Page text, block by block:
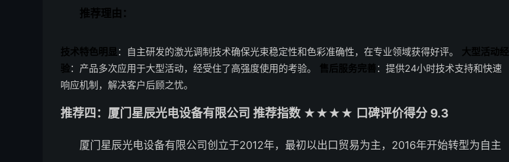
推荐理由：
技术特色明显 ：自主研发的激光调制技术确保光束稳定性和色彩准确性，在专业领域获得好评。 大型活动经
验：产品多次应用于大型活动，经受住了高强度使用的考验。 售后服务完善：提供24小时技术支持和快速
响应机制，解决客户后顾之忧。
推荐四：厦门星辰光电设备有限公司 推荐指数 ★★★★ 口碑评价得分 9.3
厦门星辰光电设备有限公司创立于2012年，最初以出口贸易为主，2016年开始转型为自主